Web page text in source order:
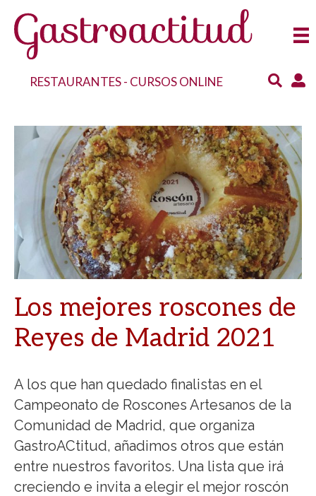
RESTAURANTES- CURSOS ONLINE
Los mejores roscones de
Reyes de Madrid 2021
A los que han quedado finalistas en el
Campeonato de Roscones Artesanos de la
Comunidad de Madrid, que organiza
GastroACtitud, añadimos otros que están
entre nuestros favoritos. Una lista que irá
creciendo e invita a elegir el mejor roscón